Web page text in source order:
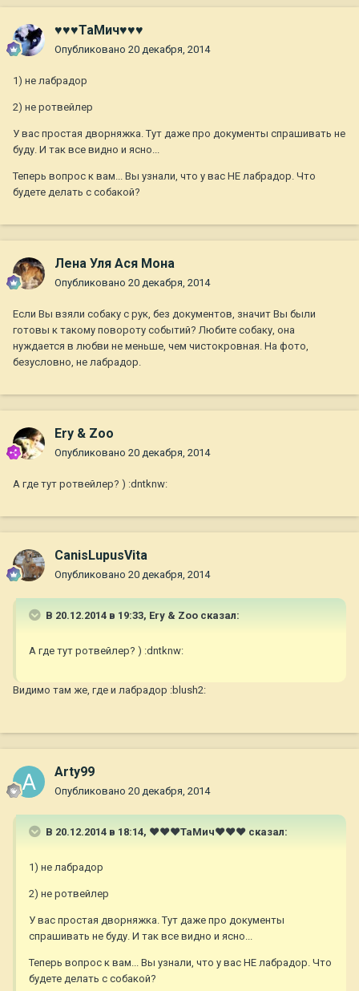
♥♥♥ТаМич♥♥♥
Опубликовано 20 декабря, 2014
1) не лабрадор
2) не ротвейлер
У вас простая дворняжка. Тут даже про документы спрашивать не
буду. И так все видно и ясно...
Теперь вопрос к вам... Вы узнали, что у вас НЕ лабрадор. Что
будете делать с собакой?
Лена Уля Ася Мона
Опубликовано 20 декабря, 2014
Если Вы взяли собаку с рук, без документов, значит Вы были
готовы к такому повороту событий? Любите собаку, она
нуждается в любви не меньше, чем чистокровная. На фото,
безусловно, не лабрадор.
Ery & Zoo
Опубликовано 20 декабря, 2014
А где тут ротвейлер? ) :dntknw:
CanisLupusVita
Опубликовано 20 декабря, 2014
В 20.12.2014 в 19:33, Ery & Zoo сказал:
А где тут ротвейлер? ) :dntknw:
Видимо там же, где и лабрадор :blush2:
Arty99
Опубликовано 20 декабря, 2014
В 20.12.2014 в 18:14, ♥♥♥ТаМич♥♥♥ сказал:
1) не лабрадор
2) не ротвейлер
У вас простая дворняжка. Тут даже про документы
спрашивать не буду. И так все видно и ясно...
Теперь вопрос к вам... Вы узнали, что у вас НЕ лабрадор. Что
будете делать с собакой?